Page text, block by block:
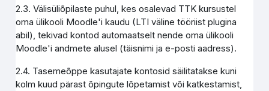
2.3. Välisüliõpilaste puhul, kes osalevad TTK kursustel
oma ülikooli Moodle'i kaudu (LTI väline tööriist plugina
abil), tekivad kontod automaatselt nende oma ülikooli
Moodle'i andmete alusel (täisnimi ja e-posti aadress).
2.4. Tasemeõppe kasutajate kontosid säilitatakse kuni
kolm kuud pärast õpingute lõpetamist või katkestamist,